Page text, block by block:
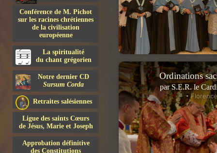
Conférence de M. Pichot
sur les racines chrétiennes
de la civilisation
européenne
La spiritualité
du chant grégorien
Notre dernier CD
Sursum Corda
Retraites salésiennes
Ligue des saints Cœurs
de Jésus, Marie et Joseph
Approbation définitive
des Constitutions
Ordinations
par S.E.R. le
•